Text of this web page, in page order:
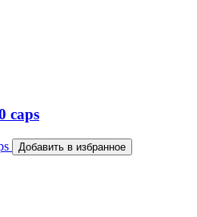
caps
Добавить в избранное